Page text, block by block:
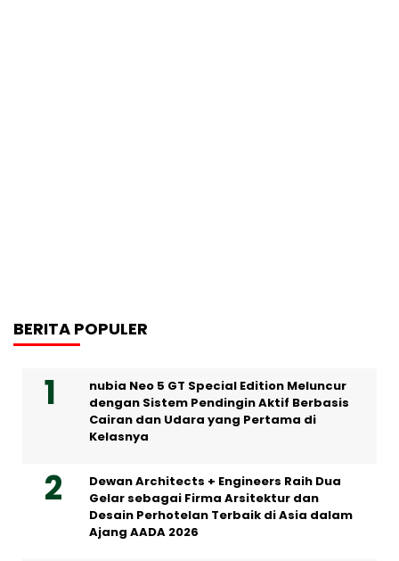
BERITA POPULER
nubia Neo 5 GT Special Edition Meluncur
dengan Sistem Pendingin Aktif Berbasis
Cairan dan Udara yang Pertama di
Kelasnya
Dewan Architects + Engineers Raih Dua
Gelar sebagai Firma Arsitektur dan
Desain Perhotelan Terbaik di Asia dalam
Ajang AADA 2026